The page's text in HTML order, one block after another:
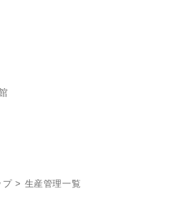
プ > 生産管理一覧